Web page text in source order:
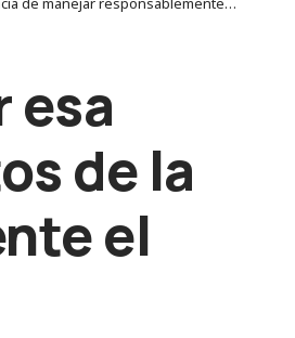
esa
de la
el